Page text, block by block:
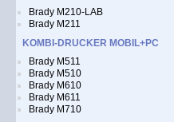
Brady M210-LAB
Brady M211
KOMBI-DRUCKER MOBIL+PC
Brady M511
Brady M510
Brady M610
Brady M611
Brady M710